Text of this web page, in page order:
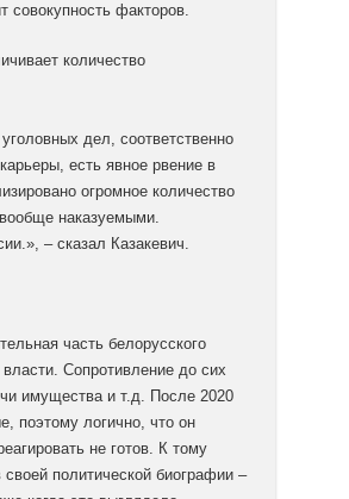
совокупность факторов.
дел, соответственно
есть явное рвение в
огромное количество
наказуемыми.
– сказал Казакевич.
часть белорусского
Сопротивление до сих
имущества и т.д. После 2020
поэтому логично, что он
не готов. К тому
политической биографии –